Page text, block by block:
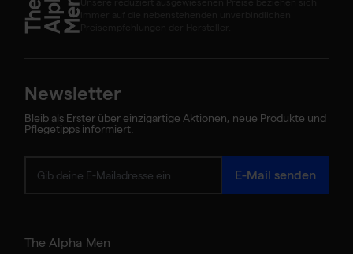
Newsletter
Bleib als Erster über einzigartige Aktionen, neue Produkte und
Pflegetipps informiert.
E-Mail senden
The Alpha Men
Rose